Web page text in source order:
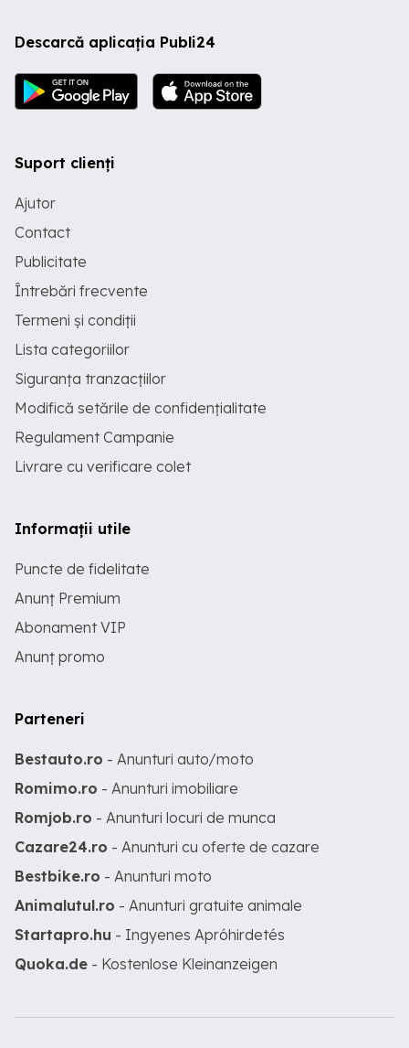
Descarcă aplicația Publi24
Suport clienți
Ajutor
Contact
Publicitate
Întrebări frecvente
Termeni și condiții
Lista categoriilor
Siguranța tranzacțiilor
Modifică setările de confidențialitate
Regulament Campanie
Livrare cu verificare colet
Informații utile
Puncte de fidelitate
Anunț Premium
Abonament VIP
Anunț promo
Parteneri
Bestauto.ro - Anunturi auto/moto
Romimo.ro - Anunturi imobiliare
Romjob.ro - Anunturi locuri de munca
Cazare24.ro - Anunturi cu oferte de cazare
Bestbike.ro - Anunturi moto
Animalutul.ro - Anunturi gratuite animale
Startapro.hu - Ingyenes Apróhirdetés
Quoka.de - Kostenlose Kleinanzeigen